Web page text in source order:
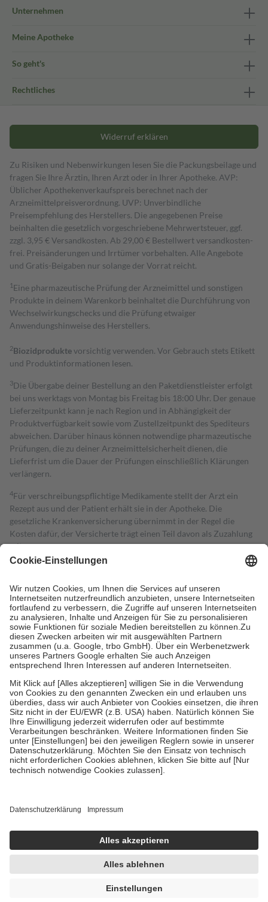
Unternehmen
Meine Apotheke
So geht's
Rechtliches
Widerruf erklären
Zu Risiken und Nebenwirkungen lesen Sie die Packungsbeilage und
fragen Sie Ihre Ärztin, Ihren Arzt oder in Ihrer Apotheke. AVP:
Üblicher Apothekenverkaufspreis berechnet nach der
Arzneimittelpreisverordnung. UVP: Unverbindliche
Preisempfehlung des Herstellers. Die angegebenen Preise
beinhalten die gesetzlich vorgeschriebene Mehrwertsteuer, ggf.
zzgl. 3,95 € Versandkosten. Ab 29,00 € Bestell­wert versand­kosten­
frei. Preisänderungen und Irrtümer vorbehalten. Alle Angebote
und Gratis-Beigaben nur solange der Vorrat reicht.
1 Eine pharmazeutische Prüfung der Arzneimittel und sonstigen
Produkte in deinem Warenkorb beinhaltet die Durchführung von
Wechselwirkungschecks und die Prüfung etwaiger
Anwendungshinweise des Herstellers.
2Biozidproduktevorsichtig verwenden. Vor Gebrauch stets Etikett
und Produktinformationen lesen.
3Die Übergabe deiner Bestellung an den Paketdienstleister erfolgt
bei uns werktags von Montag bis Freitag bis 18:00 Uhr. Der genaue
Lieferzeitpunkt kann je nach Region und in Abhängigkeit der
Produktverfügbarkeit sowie vom Zustellzeitpunkt des Spediteurs
abweichen. Darüber hinaus können notwendige pharmazeutische
Prüfungen, die zu deiner Arzneimittelsicherheit dienen, die
Lieferfrist um die Dauer der Prüfungen einschließlich Klärungen
verlängern.
4Für verschreibungspflichtige Medikamente stellt der Arzt ein
Rezept aus und der Patient erhält sie in der Apotheke. Die
gesetzliche Krankenversicherung übernimmt in der Regel die
Kosten dafür, der Versicherte trägt einen Teil davon als Zuzahlung
mit.
Grundsätzlich leisten Mitglieder Zuzahlungen in Höhe von zehn
höchstens zehn Euro.
Es sind jedoch nie mehr als die tatsächlichen
Kosten der Leistung zu entrichten.
Diese Regeln gelten grundsätzlich auch für Online-Apotheken.
Bei Heilmitteln und häuslicher Krankenpflege beträgt die
Zuzahlung zehn Prozent der Kosten sowie zehn Euro je
Verordnung.
Um das Engagement der Versicherten für ihre eigene Gesundheit zu
stärken und die besondere Stellung der Familie zu unterstützen,
fallenkeine Zuzahlungenan bei:
• Kindern und Jugendlichen bis zum vollendeten 18. Lebensjahr
mit Ausnahme der Fahrkosten
• Untersuchungen zur Vorsorge und Früherkennung, die von der
GKV getragen werden
• empfohlenen Schutzimpfungen
• Harn- und Blutteststreifen
getroffen, um sicherzustellen, dass es sich um echte Bewertungen
https://help.etrusted.com/hc/de/articles/4419944605341
Einige Bilder und Inhalte wurden unter Zuhilfenahme künstlicher